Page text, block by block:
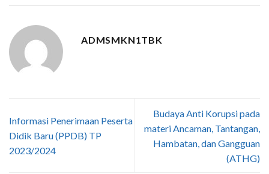
ADMSMKN1TBK
Informasi Penerimaan Peserta
Didik Baru (PPDB) TP
2023/2024
Budaya Anti Korupsi pada
materi Ancaman, Tantangan,
Hambatan, dan Gangguan
(ATHG)